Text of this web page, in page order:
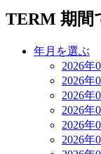
TERM 期間
年月を選ぶ
2026年
2026年
2026年
2026年
2026年
2026年